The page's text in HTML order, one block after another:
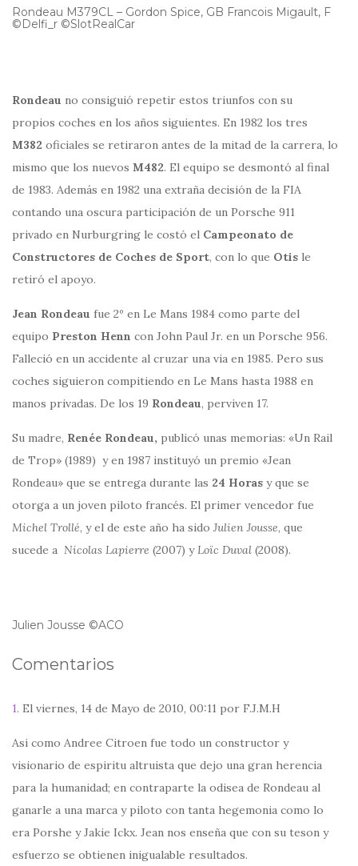
Rondeau M379CL – Gordon Spice, GB Francois Migault, F
©Delfi_r ©SlotRealCar
Rondeau no consiguió repetir estos triunfos con su
propios coches en los años siguientes. En 1982 los tres
M382 oficiales se retiraron antes de la mitad de la carrera, lo
mismo que los nuevos M482. El equipo se desmontó al final
de 1983. Además en 1982 una extraña decisión de la FIA
contando una oscura participación de un Porsche 911
privado en Nurburgring le costó el Campeonato de
Constructores de Coches de Sport, con lo que Otis le
retiró el apoyo.
Jean Rondeau fue 2º en Le Mans 1984 como parte del
equipo Preston Henn con John Paul Jr. en un Porsche 956.
Falleció en un accidente al cruzar una via en 1985. Pero sus
coches siguieron compitiendo en Le Mans hasta 1988 en
manos privadas. De los 19 Rondeau, perviven 17.
Su madre, Renée Rondeau, publicó unas memorias: «Un Rail
de Trop» (1989) y en 1987 instituyó un premio «Jean
Rondeau» que se entrega durante las 24 Horas y que se
otorga a un joven piloto francés. El primer vencedor fue
Michel Trollé, y el de este año ha sido Julien Jousse, que
sucede a Nicolas Lapierre (2007) yLoïc Duval (2008).
Julien Jousse ©ACO
Comentarios
1. El viernes, 14 de Mayo de 2010, 00:11 por F.J.M.H
Asi como Andree Citroen fue todo un constructor y
visionario de espiritu altruista que dejo una gran herencia
para la humanidad; en contraparte la odisea de Rondeau al
ganarle a una marca y piloto con tanta hegemonia como lo
era Porshe y Jakie Ickx. Jean nos enseña que con su teson y
esfuerzo se obtienen inigualable resultados.